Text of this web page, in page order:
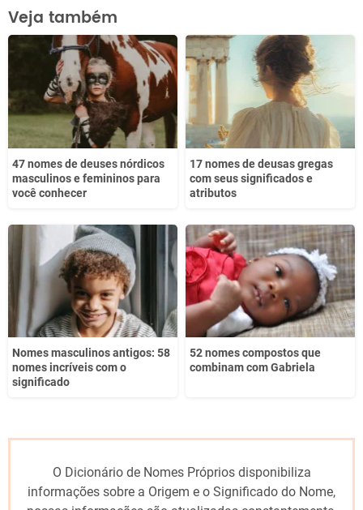
Este conteúdo contém informação incorreta
Este conteúdo não tem a informação que procuro
Outro
Veja também
47 nomes de deuses nórdicos
masculinos e femininos para
você conhecer
17 nomes de deusas gregas
com seus significados e
atributos
Nomes masculinos antigos: 58
nomes incríveis com o
significado
52 nomes compostos que
combinam com Gabriela
O Dicionário de Nomes Próprios disponibiliza
informações sobre a Origem e o Significado do Nome,